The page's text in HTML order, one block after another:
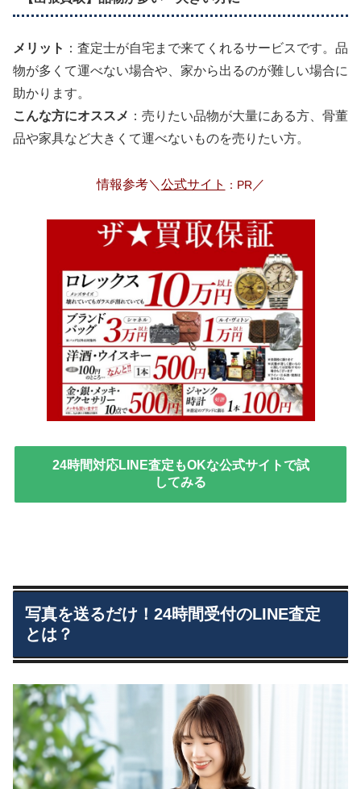
メリット ：査定士が自宅まで来てくれるサービスです。品
物が多くて運べない場合や、家から出るのが難しい場合に
助かります。
こんな方にオススメ ：売りたい品物が大量にある方、骨董
品や家具など大きくて運べないものを売りたい方。
情報参考＼ 公式サイト ：PR ／
24時間対応LINE査定もOKな公式サイトで試
してみる
写真を送るだけ！24時間受付のLINE査定
とは？